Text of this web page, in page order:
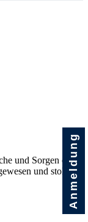
und Sorgen ein..
und stolz Anmeldung